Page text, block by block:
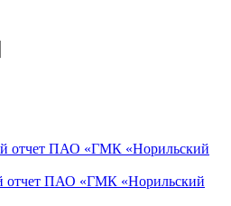
отчет ПАО «ГМК «Норильский
отчет ПАО «ГМК «Норильский